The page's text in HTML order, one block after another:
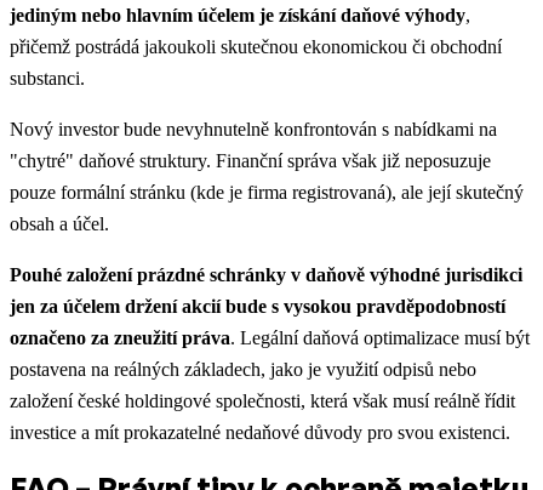
jediným nebo hlavním účelem je získání daňové výhody,
přičemž postrádá jakoukoli skutečnou ekonomickou či obchodní
substanci.
Nový investor bude nevyhnutelně konfrontován s nabídkami na
"chytré" daňové struktury. Finanční správa však již neposuzuje
pouze formální stránku (kde je firma registrovaná), ale její skutečný
obsah a účel.
Pouhé založení prázdné schránky v daňově výhodné jurisdikci
jen za účelem držení akcií bude s vysokou pravděpodobností
označeno za zneužití práva. Legální daňová optimalizace musí být
postavena na reálných základech, jako je využití odpisů nebo
založení české holdingové společnosti, která však musí reálně řídit
investice a mít prokazatelné nedaňové důvody pro svou existenci.